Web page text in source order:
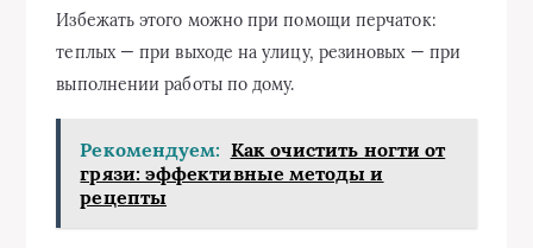
Избежать этого можно при помощи перчаток:
теплых — при выходе на улицу, резиновых — при
выполнении работы по дому.
Рекомендуем: Как очистить ногти от
грязи: эффективные методы и
рецепты